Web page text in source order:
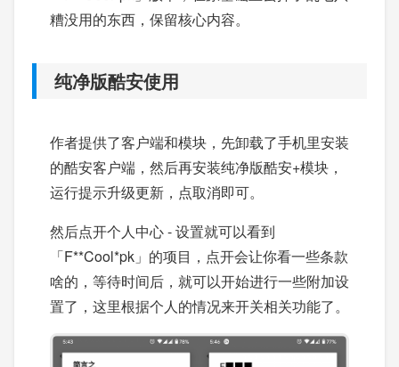
糟没用的东西，保留核心内容。
纯净版酷安使用
作者提供了客户端和模块，先卸载了手机里安装
的酷安客户端，然后再安装纯净版酷安+模块，
运行提示升级更新，点取消即可。
然后点开个人中心 - 设置就可以看到
「F**Cool*pk」的项目，点开会让你看一些条款
啥的，等待时间后，就可以开始进行一些附加设
置了，这里根据个人的情况来开关相关功能了。